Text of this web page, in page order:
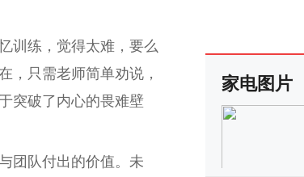
训练，觉得太难，要么
，只需老师简单劝说，
突破了内心的畏难壁
团队付出的价值。未
家电图片